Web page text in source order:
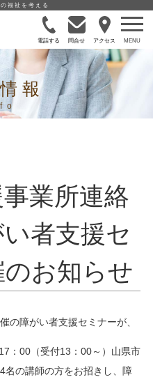
福祉を考える
電話する 問合せ アクセス
報
業所連絡
者支援セ
のお知らせ
の障がい者支援セミナーが、
：00（受付13：00～）山県市
名の講師の方をお招きし、障